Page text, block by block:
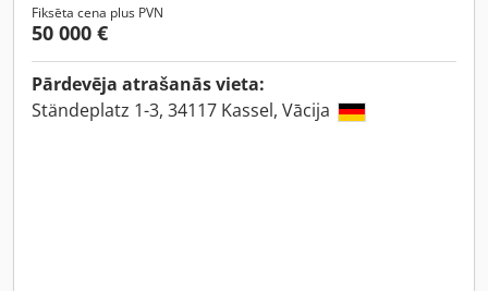
Fiksēta cena plus PVN
50 000 €
Pārdevēja atrašanās vieta:
Ständeplatz 1-3, 34117 Kassel, Vācija